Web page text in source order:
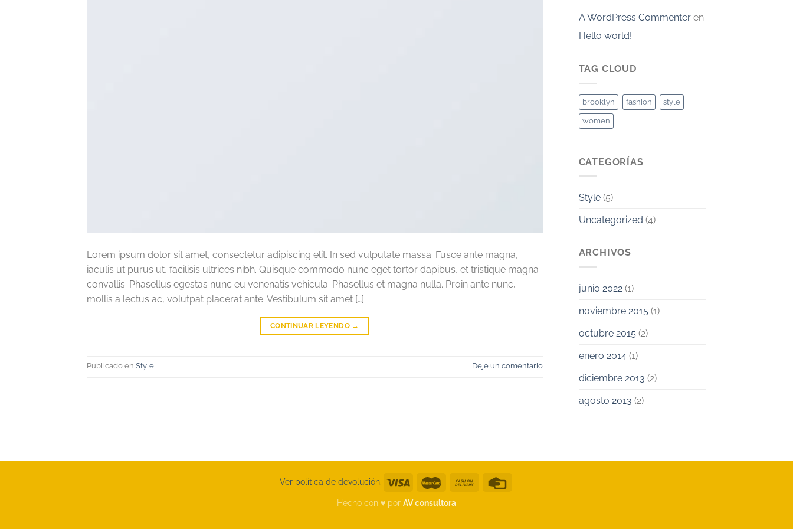
Lorem ipsum dolor sit amet, consectetur adipiscing elit. In sed vulputate massa. Fusce ante magna,
iaculis ut purus ut, facilisis ultrices nibh. Quisque commodo nunc eget tortor dapibus, et tristique magna
convallis. Phasellus egestas nunc eu venenatis vehicula. Phasellus et magna nulla. Proin ante nunc,
mollis a lectus ac, volutpat placerat ante. Vestibulum sit amet […]
CONTINUAR LEYENDO →
Publicado en Style Deje un comentario
A WordPress Commenteren
Hello world!
TAG CLOUD
brooklyn fashion style
women
CATEGORÍAS
Style(5)
Uncategorized (4)
ARCHIVOS
junio 2022(1)
noviembre 2015 (1)
octubre 2015 (2)
enero 2014(1)
diciembre 2013 (2)
agosto 2013 (2)
Ver política de devolución.
Hecho con ♥︎ por AV consultora